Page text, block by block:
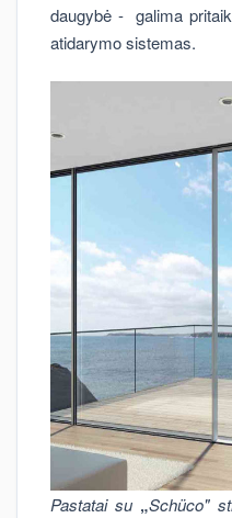
daugybė - galima
atidarymo sistemas.
Pastatai su „Schüco"